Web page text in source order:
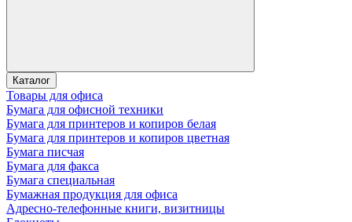
Каталог
Товары для офиса
Бумага для офисной техники
Бумага для принтеров и копиров белая
Бумага для принтеров и копиров цветная
Бумага писчая
Бумага для факса
Бумага специальная
Бумажная продукция для офиса
Адресно-телефонные книги, визитницы